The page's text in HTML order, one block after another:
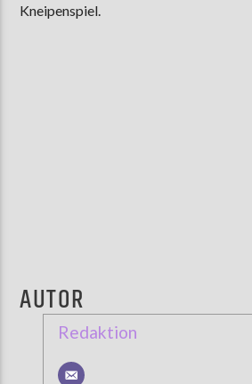
ZU HÖREN IN
Kneipenspiel.
AUTOR
Redaktion